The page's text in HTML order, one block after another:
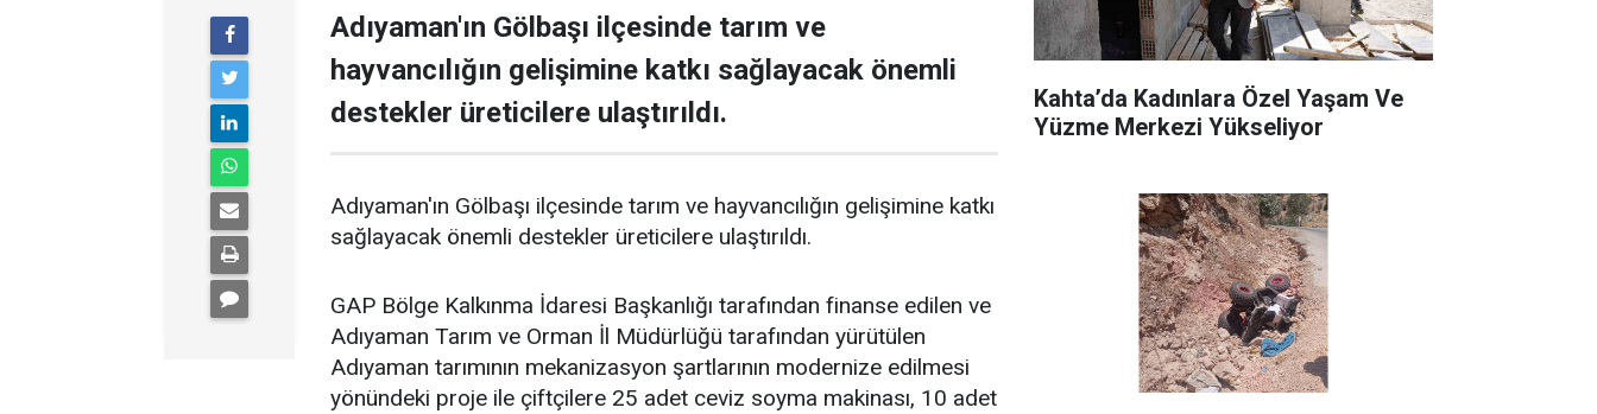
Adıyaman'ın Gölbaşı ilçesinde tarım ve
hayvancılığın gelişimine katkı sağlayacak önemli
destekler üreticilere ulaştırıldı.
Adıyaman'ın Gölbaşı ilçesinde tarım ve hayvancılığın gelişimine katkı
sağlayacak önemli destekler üreticilere ulaştırıldı.
GAP Bölge Kalkınma İdaresi Başkanlığı tarafından finanse edilen ve
Adıyaman Tarım ve Orman İl Müdürlüğü tarafından yürütülen
Adıyaman tarımının mekanizasyon şartlarının modernize edilmesi
yönündeki proje ile çiftçilere 25 adet ceviz soyma makinası, 10 adet
Kahta’da Kadınlara Özel Yaşam Ve
Yüzme Merkezi Yükseliyor